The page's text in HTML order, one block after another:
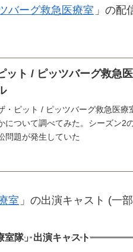
バーグ救急医療室 」の配
ット / ピッツバーグ救急
・ピット / ピッツバーグ救急医
について調べてみた。シーズン2
問題が発生していた
室 」の出演キャスト (一
室隊」出演キャスト